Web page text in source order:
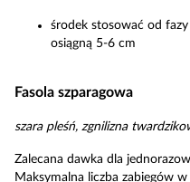
środek stosować od
osiągną 5-6 cm
Fasola szparagowa
szara pleśń, zgnilizna
Zalecana dawka dla
Maksymalna liczba zabiegów